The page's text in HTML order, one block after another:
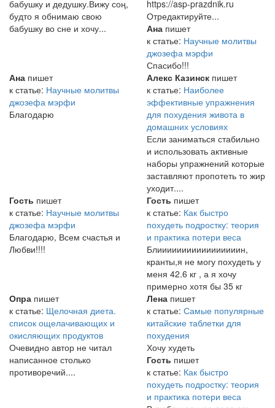
бабушку и дедушку.Вижу соң,
будто я обнимаю свою
бабушку во сне и хочу...
https://asp-prazdnik.ru
Отредактируйте...
Ана пишет
к статье: Научные молитвы
джозефа мэрфи
Спасибо!!!
Ана пишет
к статье: Научные молитвы
джозефа мэрфи
Благодарю
Алекс Казинск пишет
к статье: Наиболее
эффективные упражнения
для похудения живота в
домашних условиях
Если заниматься стабильно
и использовать активные
наборы упражнений которые
заставляют пропотеть то жир
уходит....
Гость пишет
к статье: Научные молитвы
джозефа мэрфи
Благодарю, Всем счастья и
Любви!!!!
Гость пишет
к статье: Как быстро
похудеть подростку: теория
и практика потери веса
Блииииииииииииииииин,
кранты,я не могу похудеть у
меня 42.6 кг , а я хочу
примерно хотя бы 35 кг
Опра пишет
к статье: Щелочная диета.
список ощелачивающих и
окисляющих продуктов
Очевидно автор не читал
написанное столько
противоречий....
Лена пишет
к статье: Самые популярные
китайские таблетки для
похудения
Хочу худеть
Гость пишет
к статье: Как быстро
похудеть подростку: теория
и практика потери веса